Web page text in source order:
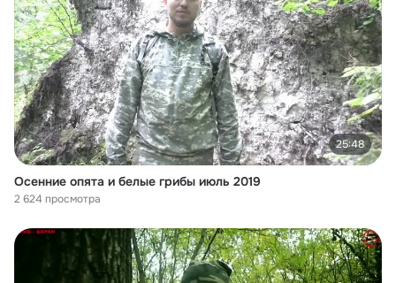
25:48
Осенние опята и белые грибы июль 2019
2 624 просмотра